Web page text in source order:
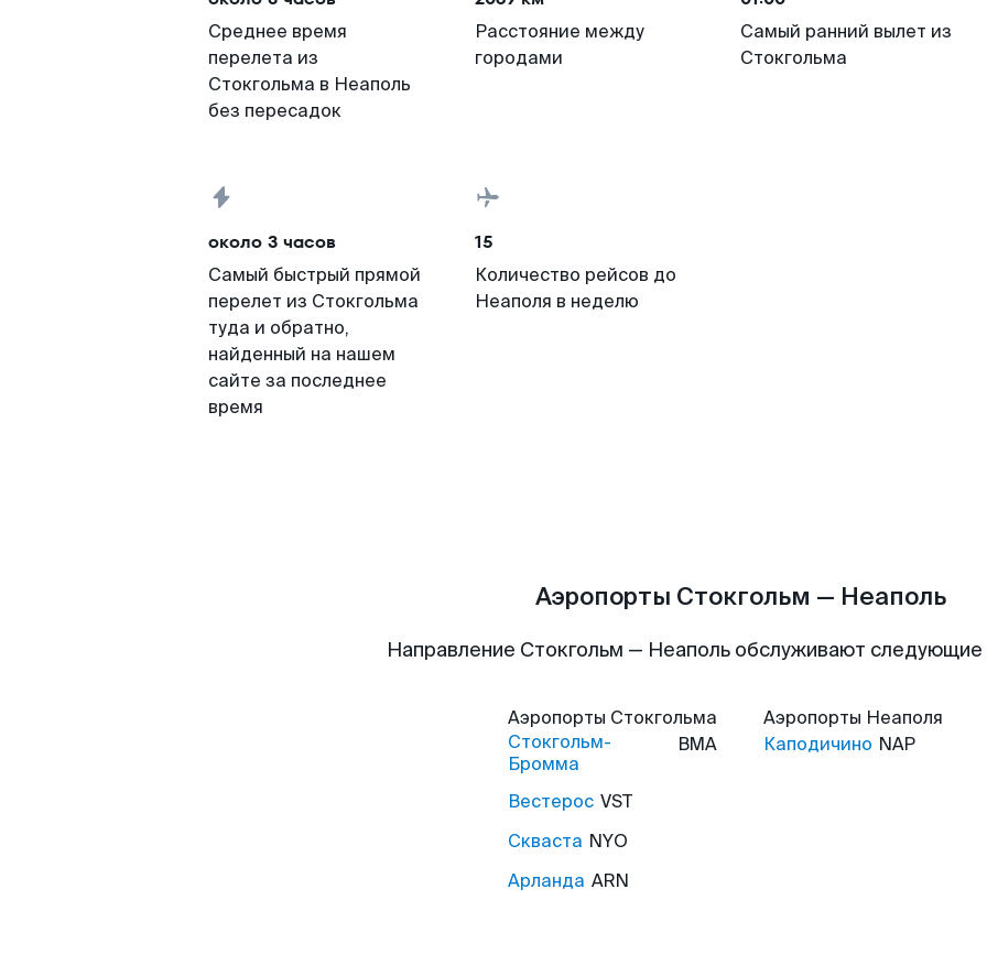
Среднее время
перелета из
Стокгольма в Неаполь
без пересадок
Расстояние между
городами
Самый ранний вылет из
Стокгольма
около 3 часов
Самый быстрый прямой
перелет из Стокгольма
туда и обратно,
найденный на нашем
сайте за последнее
время
15
Количество рейсов до
Неаполя в неделю
Аэропорты Стокгольм — Неаполь
Направление Стокгольм — Неаполь обслуживают
Аэропорты Стокгольма
Стокгольм-
Бромма
BMA
Вестерос VST
Скваста NYO
Арланда ARN
Аэропорты Неаполя
Каподичино NAP